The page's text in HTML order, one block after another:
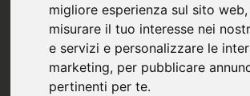
migliore esperienza sul sito web,
misurare il tuo interesse nei
e servizi e personalizzare le
marketing, per pubblicare
pertinenti per te.